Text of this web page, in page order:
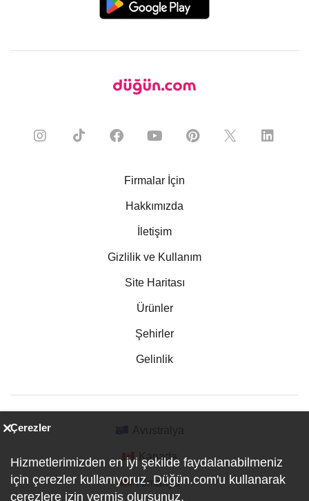
Firmalar İçin
Hakkımızda
İletişim
Gizlilik ve Kullanım
Site Haritası
Ürünler
Şehirler
Gelinlik
Kanada
Almanya
Çerezler
Hizmetlerimizden en iyi şekilde faydalanabilmeniz
için çerezler kullanıyoruz. Düğün.com'u kullanarak
çerezlere izin vermiş olursunuz.